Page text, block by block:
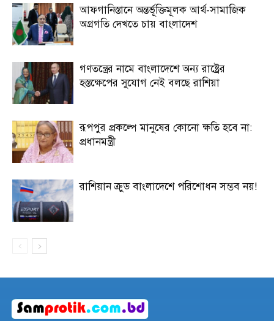
আফগানিস্তানে অন্তর্ভূক্তিমূলক আর্থ-সামাজিক
অগ্রগতি দেখতে চায় বাংলাদেশ
গণতন্ত্রের নামে বাংলাদেশে অন্য রাষ্ট্রের
হস্তক্ষেপের সুযোগ নেই বলছে রাশিয়া
রূপপুর প্রকল্পে মানুষের কোনো ক্ষতি হবে না:
প্রধানমন্ত্রী
রাশিয়ান ক্রুড বাংলাদেশে পরিশোধন সম্ভব নয়!